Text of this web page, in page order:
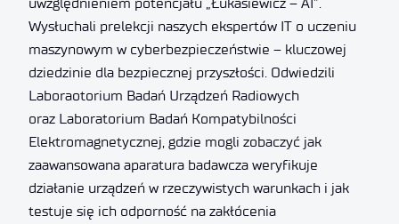
Wysłuchali prelekcji naszych ekspertów IT o uczeniu
maszynowym w cyberbezpieczeństwie – kluczowej
dziedzinie dla bezpiecznej przyszłości. Odwiedzili
Laboraotorium Badań Urządzeń Radiowych
oraz Laboratorium Badań Kompatybilności
Elektromagnetycznej, gdzie mogli zobaczyć jak
zaawansowana aparatura badawcza weryfikuje
działanie urządzeń w rzeczywistych warunkach i jak
testuje się ich odporność na zakłócenia